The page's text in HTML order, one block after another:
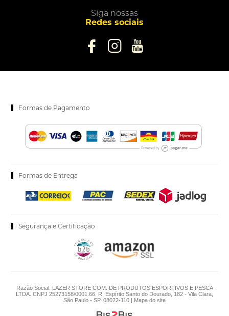
Siga nossas
Redes sociais
Formas de Pagamento
Formas de Entrega
Segurança e Certificação
Razão Social: LAZER STORE COM. DE PRODUTOS ESPORTIVOS E PESCA
LTDA. CNPJ 25273158/0001.66. R. Espírito Santo do Dourado, 182 - Vila Clara,
São Paulo - SP, 08022-110 | Mapa do site